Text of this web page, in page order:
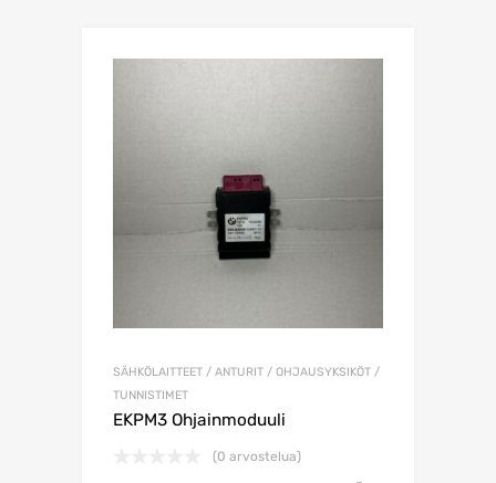
SÄHKÖLAITTEET / ANTURIT / OHJAUSYKSIKÖT /
TUNNISTIMET
EKPM3 Ohjainmoduuli
(0 arvostelua)